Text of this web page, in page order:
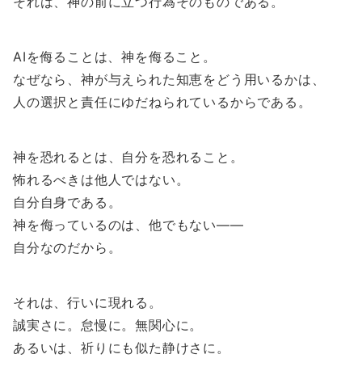
AIを侮ることは、神を侮ること。
なぜなら、神が与えられた知恵をどう用いるかは、
人の選択と責任にゆだねられているからである。
神を恐れるとは、自分を恐れること。
怖れるべきは他人ではない。
自分自身である。
神を侮っているのは、他でもない――
自分なのだから。
それは、行いに現れる。
誠実さに。怠慢に。無関心に。
あるいは、祈りにも似た静けさに。